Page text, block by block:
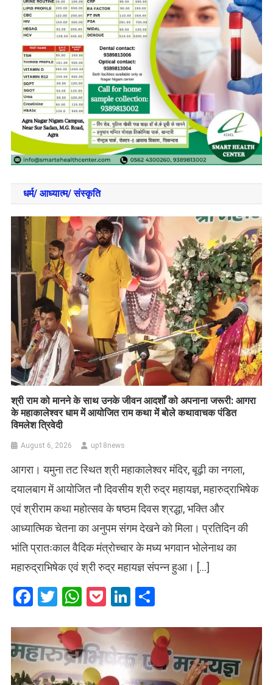
धर्म/ आध्‍यात्‍म/ संस्‍कृति
​श्री राम को मानने के साथ उनके जीवन आदर्शों को अपनाना जरूरी: आगरा
के महाकालेश्वर धाम में आयोजित राम कथा में बोले कथावाचक पंडित
विमलेश त्रिवेदी
August 6, 2026 up18news
आगरा। यमुना तट स्थित श्री महाकालेश्वर मंदिर, बूढ़ी का नगला,
दयालबाग में आयोजित नौ दिवसीय श्री रुद्र महायज्ञ, महारुद्राभिषेक
एवं श्रीराम कथा महोत्सव के षष्ठम दिवस श्रद्धा, भक्ति और
आध्यात्मिक चेतना का अनुपम संगम देखने को मिला। प्रतिदिन की
भांति प्रातःकाल वैदिक मंत्रोच्चार के मध्य भगवान भोलेनाथ का
महारुद्राभिषेक एवं श्री रुद्र महायज्ञ संपन्न हुआ। […]
Facebook
Twitter
WhatsApp
PocketLinkedIn